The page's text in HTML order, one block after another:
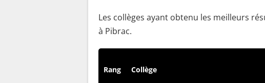
Les collèges ayant obtenu les meilleurs
à Pibrac.
Rang Collège